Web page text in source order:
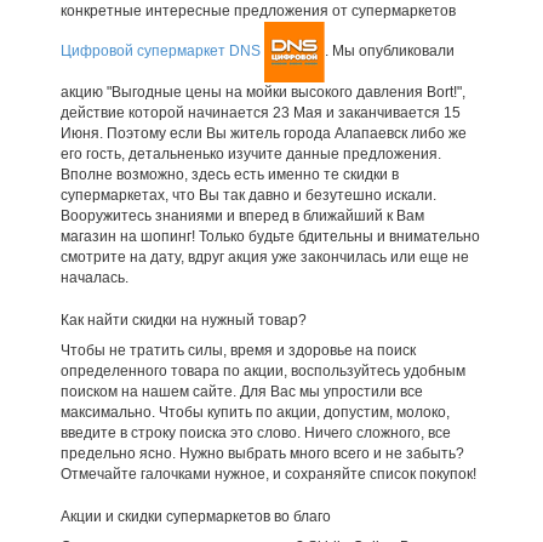
конкретные интересные предложения от супермаркетов
Цифровой супермаркет DNS . Мы опубликовали
акцию "Выгодные цены на мойки высокого давления Bort!",
действие которой начинается 23 Мая и заканчивается 15
Июня. Поэтому если Вы житель города Алапаевск либо же
его гость, детальненько изучите данные предложения.
Вполне возможно, здесь есть именно те скидки в
супермаркетах, что Вы так давно и безутешно искали.
Вооружитесь знаниями и вперед в ближайший к Вам
магазин на шопинг! Только будьте бдительны и внимательно
смотрите на дату, вдруг акция уже закончилась или еще не
началась.
Как найти скидки на нужный товар?
Чтобы не тратить силы, время и здоровье на поиск
определенного товара по акции, воспользуйтесь удобным
поиском на нашем сайте. Для Вас мы упростили все
максимально. Чтобы купить по акции, допустим, молоко,
введите в строку поиска это слово. Ничего сложного, все
предельно ясно. Нужно выбрать много всего и не забыть?
Отмечайте галочками нужное, и сохраняйте список покупок!
Акции и скидки супермаркетов во благо